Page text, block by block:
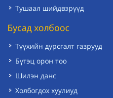
Тушаал шийдвэрүүд
Бусад холбоос
Түүхийн дурсгалт газрууд
Бүтэц орон тоо
Шилэн данс
Холбогдох хуулиуд